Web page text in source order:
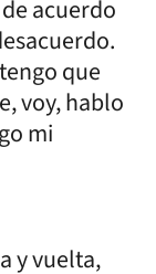
acuerdo
que
voy, hablo
mi
y vuelta,